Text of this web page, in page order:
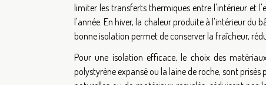
limiter les transferts thermiques entre l'intérieur et
l'année. En hiver, la chaleur produite à l'intérieur du
bonne isolation permet de conserver la fraîcheur,
Pour une isolation efficace, le choix des
polystyrène expansé ou la laine de roche, sont